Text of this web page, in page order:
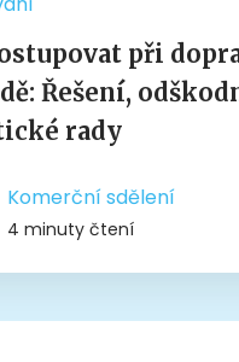
při
Řešení,
rady
Komerční sdělení
4 minuty čtení